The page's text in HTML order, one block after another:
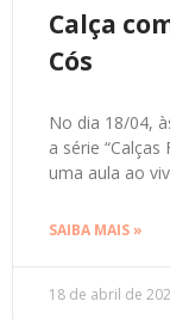
Calça
Cós
No dia 18/04,
a série
uma aula ao
SAIBA MAIS »
18 de abril de